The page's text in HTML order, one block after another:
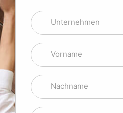
Unternehmen
Vorname
Nachname